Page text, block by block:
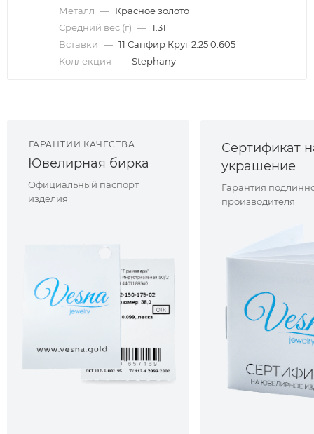
Металл — Красное золото
Средний вес (г) — 1.31
Вставки — 11 Сапфир Круг 2.25 0.605
Коллекция — Stephany
ГАРАНТИИ КАЧЕСТВА
Ювелирная бирка
Официальный паспорт
изделия
Сертификат
украшение
Гарантия
производителя